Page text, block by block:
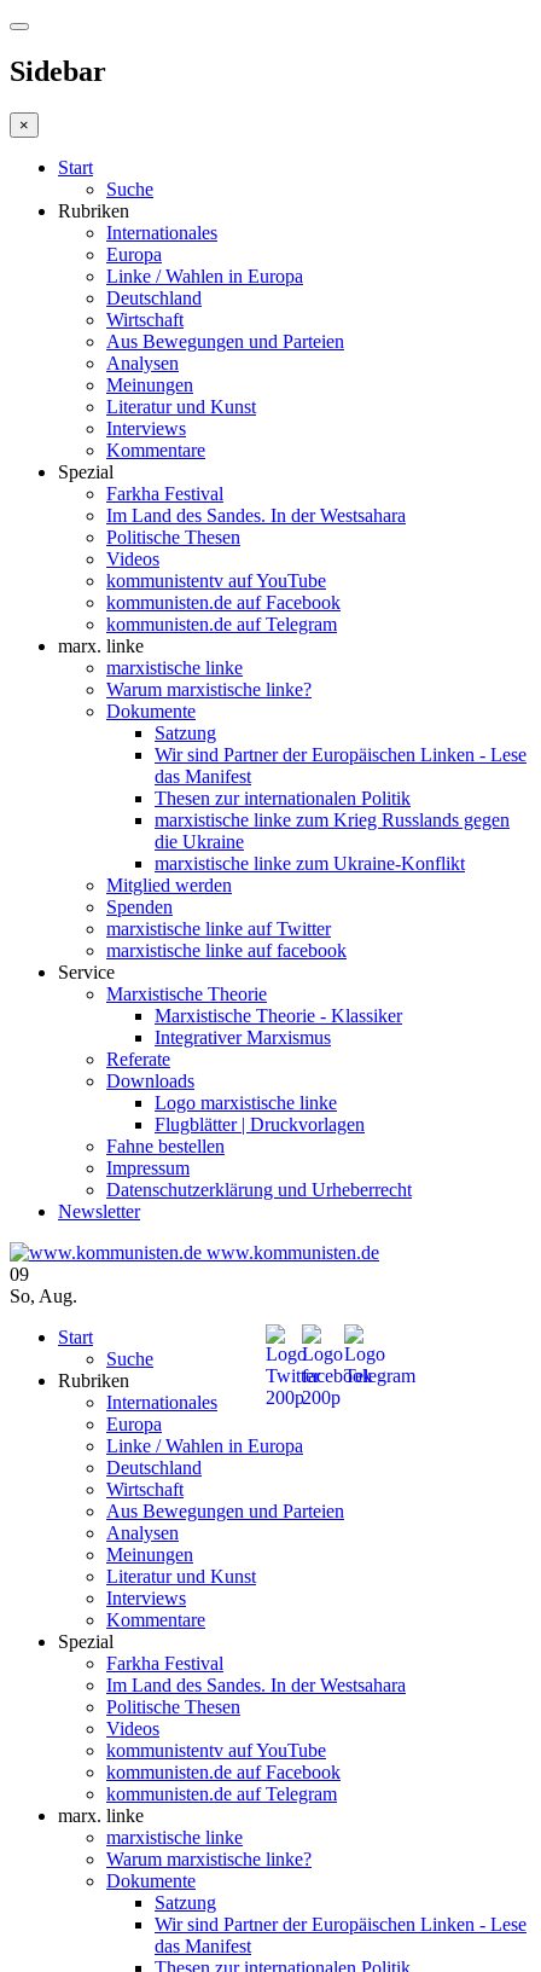
Sidebar
×
Start
Suche
Rubriken
Internationales
Europa
Linke / Wahlen in Europa
Deutschland
Wirtschaft
Aus Bewegungen und Parteien
Analysen
Meinungen
Literatur und Kunst
Interviews
Kommentare
Spezial
Farkha Festival
Im Land des Sandes. In der Westsahara
Politische Thesen
Videos
kommunistentv auf YouTube
kommunisten.de auf Facebook
kommunisten.de auf Telegram
marx. linke
marxistische linke
Warum marxistische linke?
Dokumente
Satzung
Wir sind Partner der Europäischen Linken - Lese
das Manifest
Thesen zur internationalen Politik
marxistische linke zum Krieg Russlands gegen
die Ukraine
marxistische linke zum Ukraine-Konflikt
Mitglied werden
Spenden
marxistische linke auf Twitter
marxistische linke auf facebook
Service
Marxistische Theorie
Marxistische Theorie - Klassiker
Integrativer Marxismus
Referate
Downloads
Logo marxistische linke
Flugblätter | Druckvorlagen
Fahne bestellen
Impressum
Datenschutzerklärung und Urheberrecht
Newsletter
www.kommunisten.de
09
So, Aug.
Start
Suche
Rubriken
Internationales
Europa
Linke / Wahlen in Europa
Deutschland
Wirtschaft
Aus Bewegungen und Parteien
Analysen
Meinungen
Literatur und Kunst
Interviews
Kommentare
Spezial
Farkha Festival
Im Land des Sandes. In der Westsahara
Politische Thesen
Videos
kommunistentv auf YouTube
kommunisten.de auf Facebook
kommunisten.de auf Telegram
marx. linke
marxistische linke
Warum marxistische linke?
Dokumente
Satzung
Wir sind Partner der Europäischen Linken - Lese
das Manifest
Thesen zur internationalen Politik